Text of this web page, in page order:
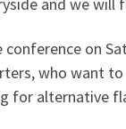
conference on
who want
for alternative